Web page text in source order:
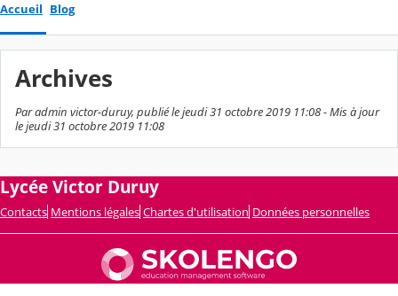
Accueil Blog
Archives
Par admin victor-duruy, publié le jeudi 31 octobre 2019 11:08 - Mis à jour
le jeudi 31 octobre 2019 11:08
Lycée Victor Duruy
Contacts Mentions légales Chartes d'utilisation Données personnelles